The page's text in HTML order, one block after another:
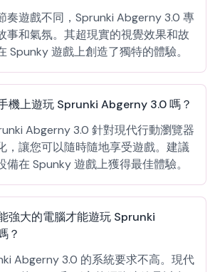
奏遊戲不同，Sprunki Abgerny 3.0 專
事和氣氛。其超現實的視覺效果和故
Spunky 遊戲上創造了獨特的體驗。
機上遊玩 Sprunki Abgerny 3.0 嗎？
Abgerny 3.0 針對現代行動瀏覽器
，讓您可以隨時隨地享受遊戲。建議
備在 Spunky 遊戲上獲得最佳體驗。
強大的電腦才能遊玩 Sprunki
？
Abgerny 3.0 的系統要求不高。現代